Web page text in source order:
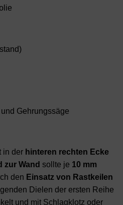
Gehrungssäge
in der hinteren rechten Ecke
zur Wand sollte je 10 mm
den Einsatz von Rastkeilen
Dielen der ersten Reihe
und mit Schlagklotz oder